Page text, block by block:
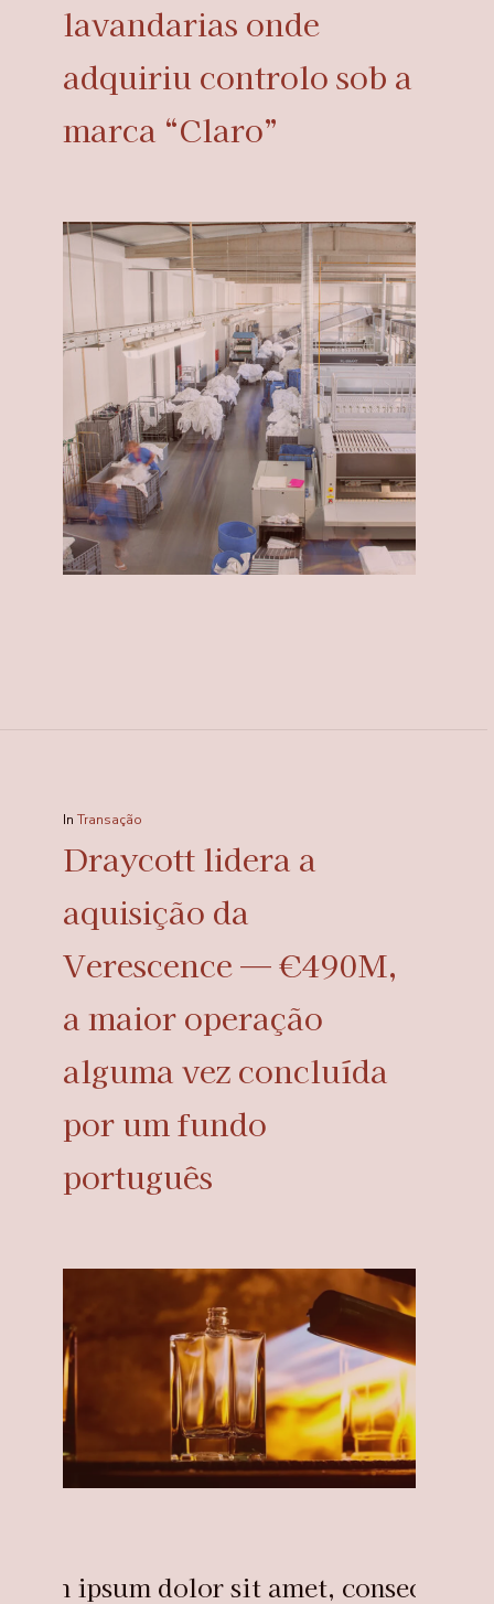
lavandarias onde
adquiriu controlo sob a
marca “Claro”
In Transação
Draycott lidera a
aquisição da
Verescence — €490M,
a maior operação
alguma vez concluída
por um fundo
português
ipsum dolor sit amet, consectetur